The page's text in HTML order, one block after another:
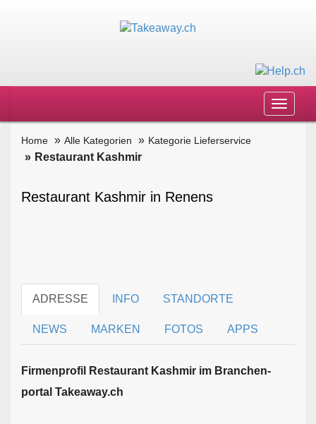
Toggle
Home Alle Kategorien Kategorie Lieferservice
Restaurant Kashmir
Restaurant Kashmir in Renens
ADRESSE INFO STANDORTE
NEWS MARKEN FOTOS APPS
Firmen­profil Restaurant Kashmir im Branchen­
portal Takeaway.ch